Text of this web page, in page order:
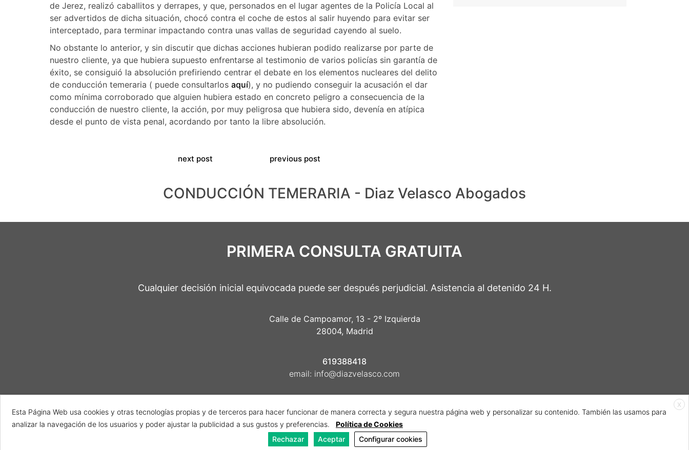
de Jerez, realizó caballitos y derrapes, y que, personados en el lugar agentes de la Policía Local al
ser advertidos de dicha situación, chocó contra el coche de estos al salir huyendo para evitar ser
interceptado, para terminar impactando contra unas vallas de seguridad cayendo al suelo.
No obstante lo anterior, y sin discutir que dichas acciones hubieran podido realizarse por parte de
nuestro cliente, ya que hubiera supuesto enfrentarse al testimonio de varios policías sin garantía de
éxito, se consiguió la absolución prefiriendo centrar el debate en los elementos nucleares del delito
de conducción temeraria ( puede consultarlosaquí), y no pudiendo conseguir la acusación el dar
como mínima corroborado que alguien hubiera estado en concreto peligro a consecuencia de la
conducción de nuestro cliente, la acción, por muy peligrosa que hubiera sido, devenía en atípica
desde el punto de vista penal, acordando por tanto la libre absolución.
previous post
next post
CONDUCCIÓN TEMERARIA - Diaz Velasco Abogados
PRIMERA CONSULTA GRATUITA
Cualquier decisión inicial equivocada puede ser después perjudicial. Asistencia al detenido 24 H.
Calle de Campoamor, 13 - 2º Izquierda
28004, Madrid
619388418
email: info@diazvelasco.com
Powered by ESSENZIAL | Copyright © 2026
X
Esta Página Web usa cookies y otras tecnologías propias y de terceros para hacer funcionar de manera correcta y segura nuestra página web y personalizar su contenido. También las usamos para
analizar la navegación de los usuarios y poder ajustar la publicidad a sus gustos y preferencias.
Política de Cookies
Rechazar
Aceptar Configurar cookies